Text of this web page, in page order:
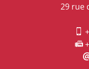
29 rue